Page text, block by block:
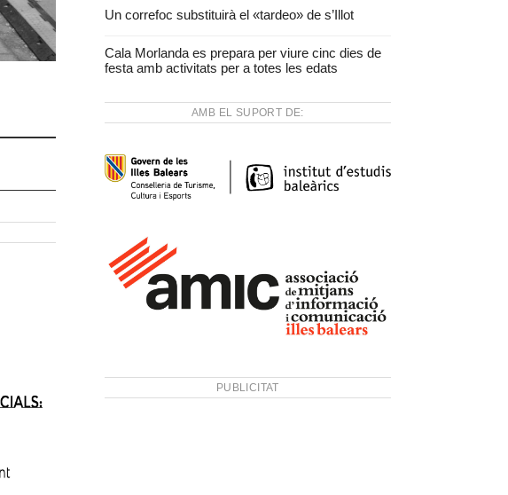
Un correfoc substituirà el «tardeo» de s’Illot
Cala Morlanda es prepara per viure cinc dies de
festa amb activitats per a totes les edats
AMB EL SUPORT DE:
PUBLICITAT